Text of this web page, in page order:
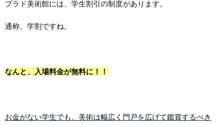
プラド美術館には、学生割引の制度があります。
通称、学割ですね。
なんと、入場料金が無料に！！
お金がない学生でも、美術は幅広く門戸を広げて鑑賞するべき